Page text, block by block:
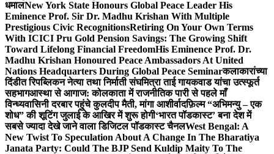
धमालNew York State Honours Global Peace Leader His
Eminence Prof. Sir Dr. Madhu Krishan With Multiple
Prestigious Civic RecognitionsRetiring On Your Own Terms
With ICICI Pru Gold Pension Savings: The Growing Shift
Toward Lifelong Financial FreedomHis Eminence Prof. Dr.
Madhu Krishan Honoured Peace Ambassadors At United
Nations Headquarters During Global Peace Seminarकलाकारांच्या
दिंडीत रिपब्लिकन नेत्या तथा निर्माती संघमित्रा ताई गायकवाड यांचा उत्स्फूर्त
सहभागआस्था से आगाज: कोलकाता में राजनीतिक पारी से पहले माँ
विन्ध्यवासिनी दरबार पहुंचे कुलदीप मैती, मांगा आशीर्वादफ़िल्म “अभिमन्यु – एक
शोध” की शूटिंग जुलाई के आखिर में शुरू होगी‘भारत पॉडकास्ट’ बना देश में
सबसे ज्यादा देखे जाने वाला डिजिटल पॉडकास्ट चैनलWest Bengal: A
New Twist To Speculation About A Change In The Bharatiya
Janata Party: Could The BJP Send Kuldip Maity To The